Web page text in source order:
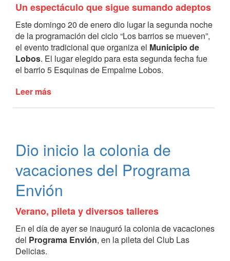
Municipal
en
Roque
Pérez
Un espectáculo que sigue sumando adeptos
Este domingo 20 de enero dio lugar la segunda noche
de la programación del ciclo “Los barrios se mueven”,
el evento tradicional que organiza el Municipio de
Lobos. El lugar elegido para esta segunda fecha fue
el barrio 5 Esquinas de Empalme Lobos.
Leer más
barrios
se
mueven”
Dio inicio la colonia de
vacaciones del Programa
Envión
Verano, pileta y diversos talleres
En el día de ayer se inauguró la colonia de vacaciones
del Programa Envión, en la pileta del Club Las
Delicias.